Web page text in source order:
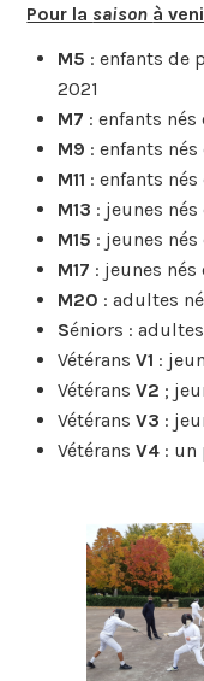
Pour la saison à
M5 : enfants de
2021
M7 : enfants nés
M9 : enfants nés
M11 : enfants nés
M13 : jeunes nés
M15 : jeunes nés
M17 : jeunes nés
M20 : adultes
Séniors :
Vétérans V1 :
Vétérans V2 ;
Vétérans V3 :
Vétérans V4: un